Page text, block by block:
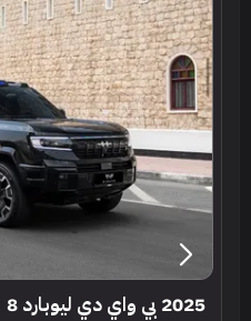
2025 بي واي دي ليوبارد 8